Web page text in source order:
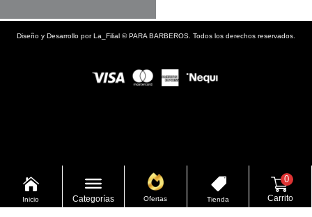
Diseño y Desarrollo porLa_Filial ©PARA BARBEROS. Todos los derechos reservados.

Inicio Categorías Ofertas

Tienda
0
Carrito